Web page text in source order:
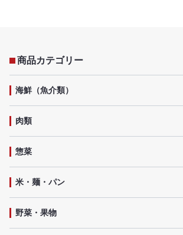
商品カテゴリー
海鮮（魚介類）
肉類
惣菜
米・麺・パン
野菜・果物